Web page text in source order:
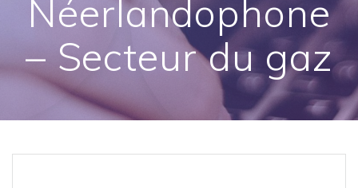
Néerlandophone
– Secteur du gaz